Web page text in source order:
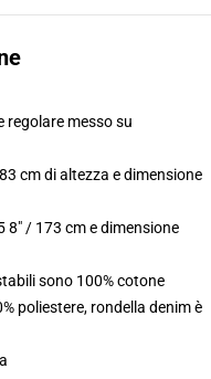
regolare messo su
cm di altezza e dimensione
/ 173 cm e dimensione
sono 100% cotone
poliestere, rondella denim è